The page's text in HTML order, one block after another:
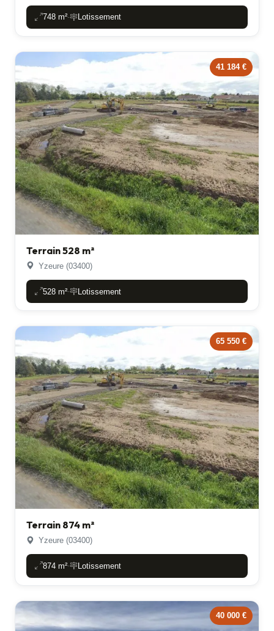
748 m²- Lotissement
41 184 €
Terrain 528 m²
Yzeure (03400)
528 m²- Lotissement
65 550 €
Terrain 874 m²
Yzeure (03400)
874 m²- Lotissement
40 000 €